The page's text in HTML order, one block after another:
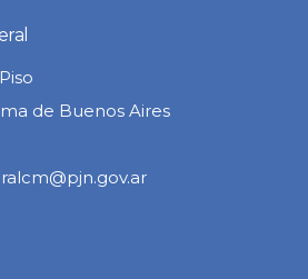
de Buenos Aires